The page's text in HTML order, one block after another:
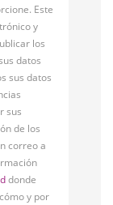
Este
y
los
datos
sus datos
sus
de los
correo a
donde
y por